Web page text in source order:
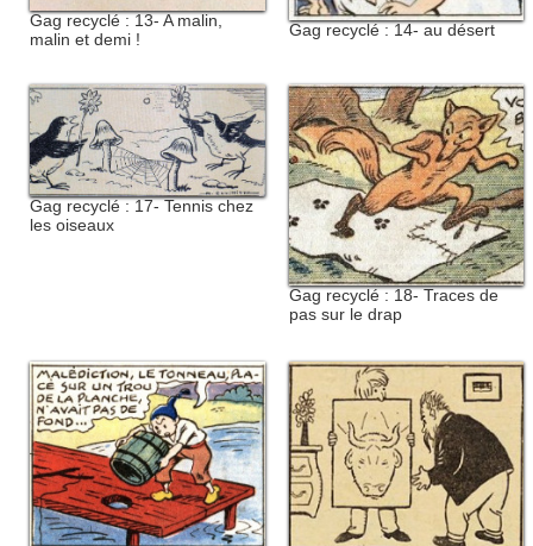
Gag recyclé : 13- A malin,
malin et demi !
Gag recyclé : 14- au désert
Gag recyclé : 17- Tennis chez
les oiseaux
Gag recyclé : 18- Traces de
pas sur le drap